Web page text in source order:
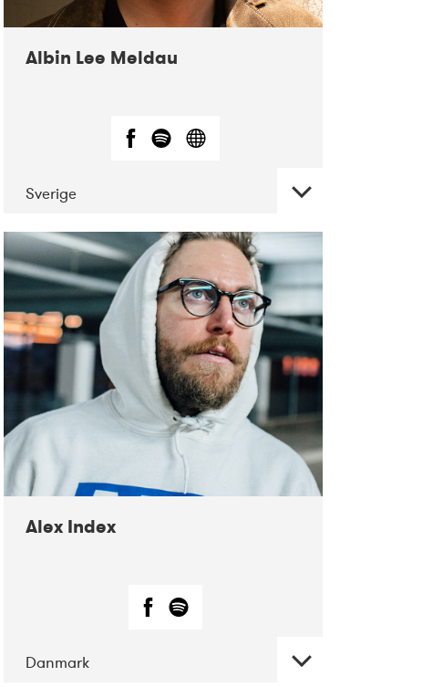
Albin Lee Meldau
Sverige
Alex Index
Danmark